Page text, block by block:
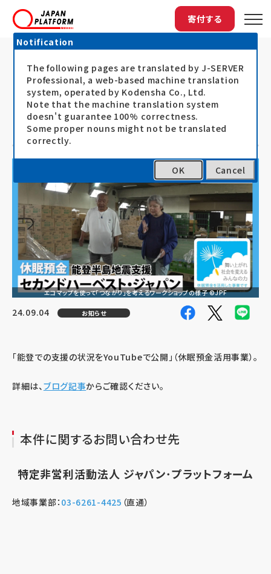
寄付する
トップ 最新情報 【休眠預金活用事業】地域事業部ブログ「能...
【休眠預金活用事業】地域事業部ブロ
グ「能登での支援の状況をYouTube
で公開」
エコマップを使って「つながり」を考えるワークショップの様子 ©JPF
24.09.04 お知らせ
「能登での支援の状況をYouTubeで公開」（休眠預金活用事業）。
詳細は、ブログ記事からご確認ください。
本件に関するお問い合わせ先
特定非営利活動法人 ジャパン･プラットフォーム
地域事業部： 03-6261-4425 （直通）
Notification
The following pages are translated by J-SERVER
Professional, a web-based machine translation
system, operated by Kodensha Co., Ltd.
Note that the machine translation system
doesn't guarantee 100% correctness.
Some proper nouns might not be translated
correctly.
OK Cancel